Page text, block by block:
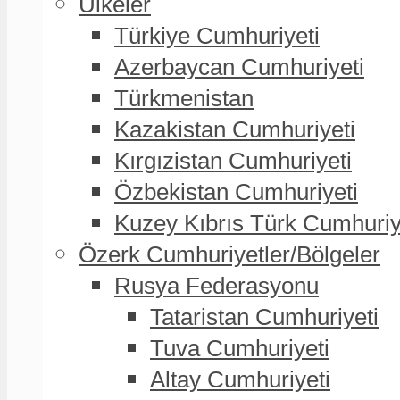
Türkiye Cumhuriyeti
Azerbaycan Cumhuriyeti
Türkmenistan
Kazakistan Cumhuriyeti
Kırgızistan Cumhuriyeti
Özbekistan Cumhuriyeti
Kuzey Kıbrıs Türk
Özerk Cumhuriyetler/Bölgeler
Rusya Federasyonu
Tataristan Cumhuriyeti
Tuva Cumhuriyeti
Altay Cumhuriyeti